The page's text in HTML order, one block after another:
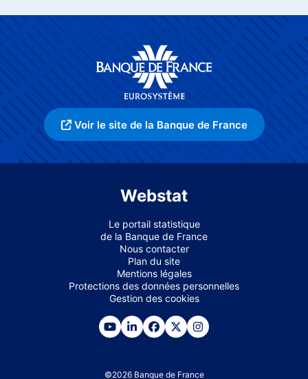
Voir le site de la Banque de France
Webstat
Le portail statistique
de la Banque de France
Nous contacter
Plan du site
Mentions légales
Protections des données personnelles
Gestion des cookies
©2026 Banque de France